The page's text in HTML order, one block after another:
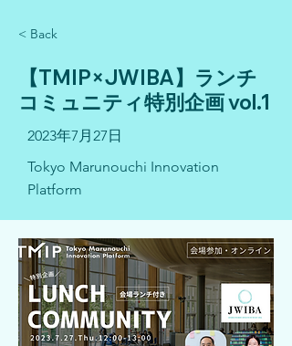
< Back
【TMIP×JWIBA】ランチ
コミュニティ特別企画 vol.1
2023年7月27日
Tokyo Marunouchi Innovation
Platform